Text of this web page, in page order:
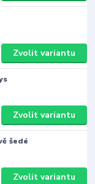
Zvolit variantu
Zvolit variantu
šedé
Zvolit variantu